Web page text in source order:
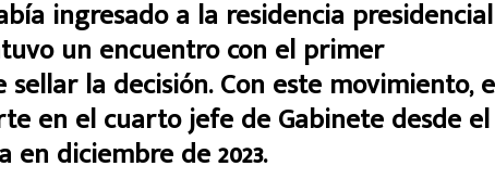
ingresado a la residencia presidencial
un encuentro con el primer
la decisión. Con este movimiento,
en el cuarto jefe de Gabinete desde el
diciembre de 2023.